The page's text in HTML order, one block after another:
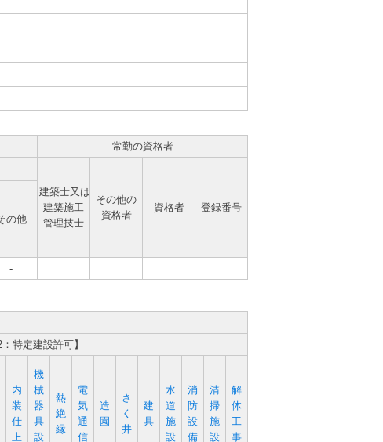
常勤の資格者
建築士又は
建築施工
管理技士
その他の
資格者
資格者 登録番号
の他
-
特定建設許可】
内
装
仕
上
機
械
器
具
設
熱
絶
縁
電
気
通
信
造
園
さ
く
井
建
具
水
道
施
設
消
防
設
備
清
掃
施
設
解
体
工
事